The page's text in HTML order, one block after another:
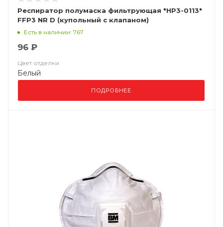
Респиратор полумаска фильтрующая "НР3-0113"
FFP3 NR D (купольный с клапаном)
Есть в наличии: 767
96 ₽
Цвет отделки
Белый
ПОДРОБНЕЕ